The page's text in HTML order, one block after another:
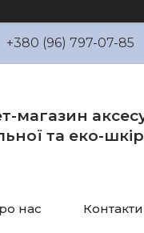
+380 (96) 797-07-85
магазин
та еко-
нас Контакти